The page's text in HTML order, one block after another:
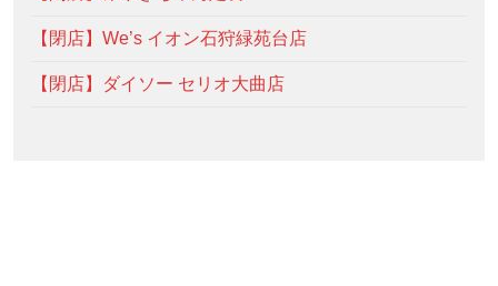
【閉店】We’s イオン石狩緑苑台店
【閉店】ダイソー セリオ大曲店